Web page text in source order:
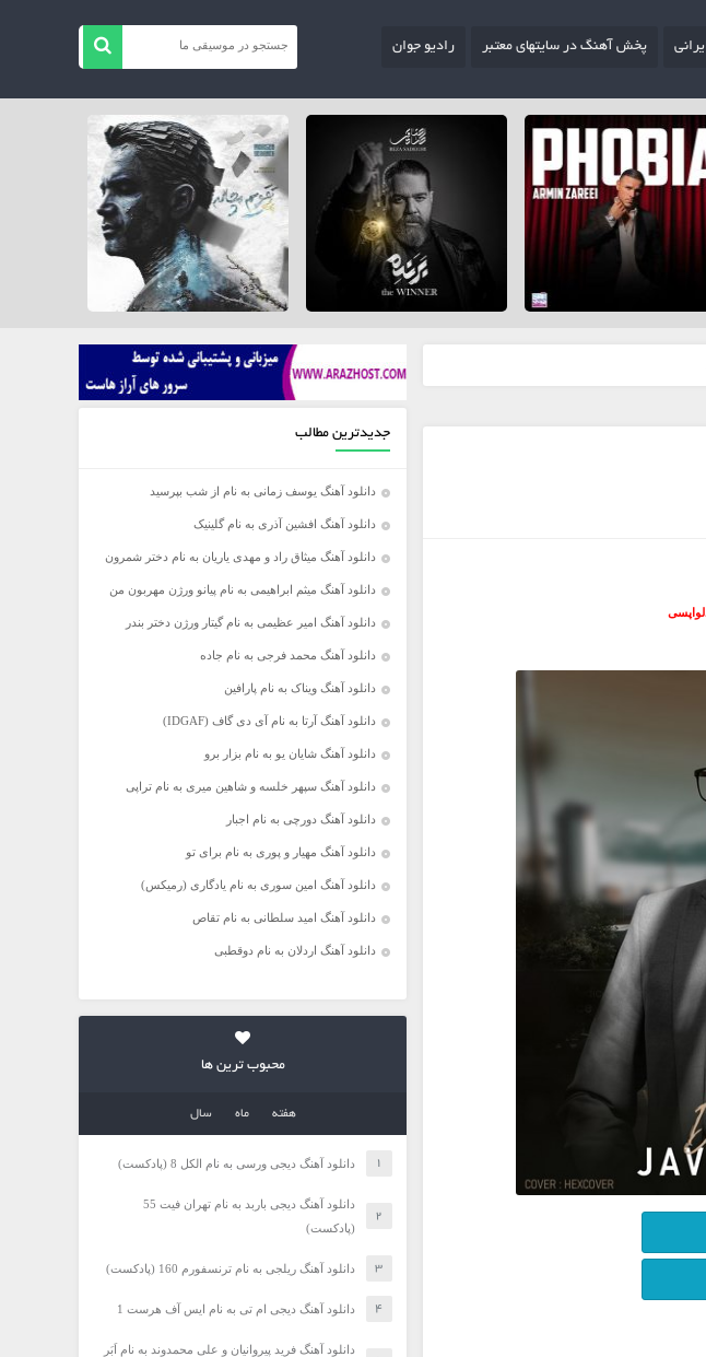
پخش آهنگ در سایتهای معتبر رادیو جوان
جدیدترین مطالب
دانلود آهنگ یوسف زمانی به نام از شب بپرسید
دانلود آهنگ افشین آذری به نام گلینیک
دانلود آهنگ میثاق راد و مهدی یاریان به نام دختر شمرون
دانلود آهنگ میثم ابراهیمی به نام پیانو ورژن مهربون من
دانلود آهنگ امیر عظیمی به نام گیتار ورژن دختر بندر
دانلود آهنگ محمد فرجی به نام جاده
دانلود آهنگ ویناک به نام پارافین
دانلود آهنگ آرتا به نام آی دی گاف (IDGAF)
دانلود آهنگ شایان یو به نام بزار برو
دانلود آهنگ سپهر خلسه و شاهین میری به نام تراپی
دانلود آهنگ دورچی به نام اجبار
دانلود آهنگ مهیار و پوری به نام برای تو
دانلود آهنگ امین سوری به نام یادگاری (رمیکس)
دانلود آهنگ امید سلطانی به نام تقاص
دانلود آهنگ اردلان به نام دوقطبی
محبوب ترین ها
هفته ماه سال
دانلود آهنگ دیجی ورسی به نام الکل 8 (پادکست)
دانلود آهنگ دیجی باربد به نام تهران فیت 55
(پادکست)
دانلود آهنگ ریلجی به نام ترنسفورم 160 (پادکست)
دانلود آهنگ دیجی ام تی به نام ایس آف هرست 1
دانلود آهنگ فرید پیروانیان و علی محمدوند به نام اَبَر